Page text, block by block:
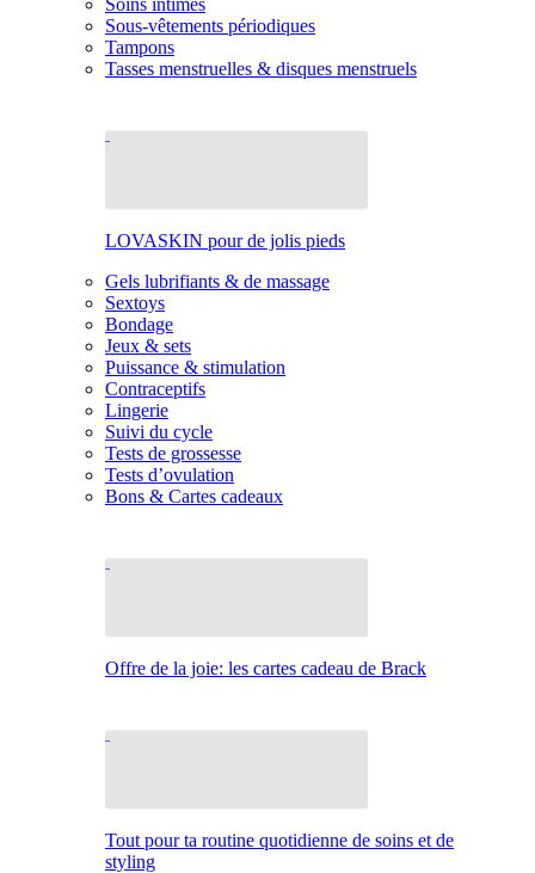
Soins intimes
Sous-vêtements périodiques
Tampons
Tasses menstruelles & disques menstruels
LOVASKIN pour de jolis pieds
Gels lubrifiants & de massage
Sextoys
Bondage
Jeux & sets
Puissance & stimulation
Contraceptifs
Lingerie
Suivi du cycle
Tests de grossesse
Tests d’ovulation
Bons & Cartes cadeaux
Offre de la joie: les cartes cadeau de Brack
Tout pour ta routine quotidienne de soins et de
styling